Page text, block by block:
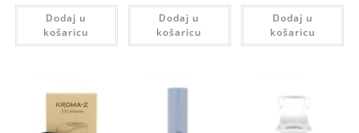
Dodaj u
košaricu
Dodaj u
košaricu
Dodaj u
košaricu